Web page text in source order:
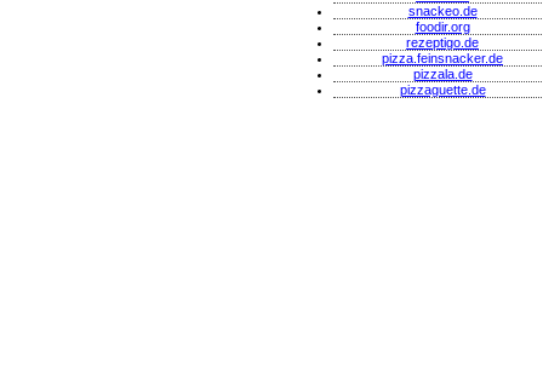
snackeo.de
foodir.org
rezeptigo.de
pizza.feinsnacker.de
pizzala.de
pizzaguette.de